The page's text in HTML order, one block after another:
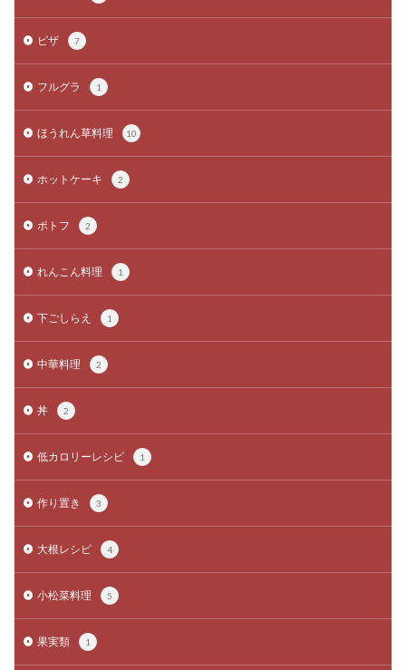
ピザ 7
フルグラ 1
ほうれん草料理 10
ホットケーキ 2
ポトフ 2
れんこん料理 1
下ごしらえ 1
中華料理 2
丼 2
低カロリーレシピ 1
作り置き 3
大根レシピ 4
小松菜料理 5
果実類 1